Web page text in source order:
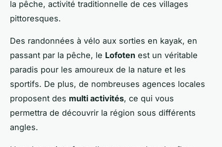
la pêche, activité traditionnelle de ces villages
pittoresques.
Des randonnées à vélo aux sorties en kayak, en
passant par la pêche, le Lofoten est un véritable
paradis pour les amoureux de la nature et les
sportifs. De plus, de nombreuses agences locales
proposent des multi activités, ce qui vous
permettra de découvrir la région sous différents
angles.